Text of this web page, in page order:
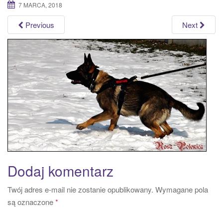
v
i
g
a
t
i
o
n
7 MARCA, 2018
Previous Next
Dodaj komentarz
Twój adres e-mail nie zostanie opublikowany. Wymagane pola
są oznaczone*